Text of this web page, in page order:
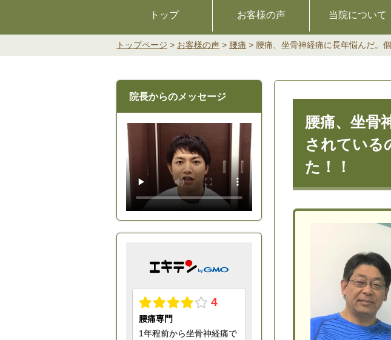
トップ お客様の声 当院について
トップページ > お客様の声 > 腰痛 > 腰痛、坐骨神経痛に長年悩んだ。
腰痛、坐骨
されている
た！！
院長からのメッセージ